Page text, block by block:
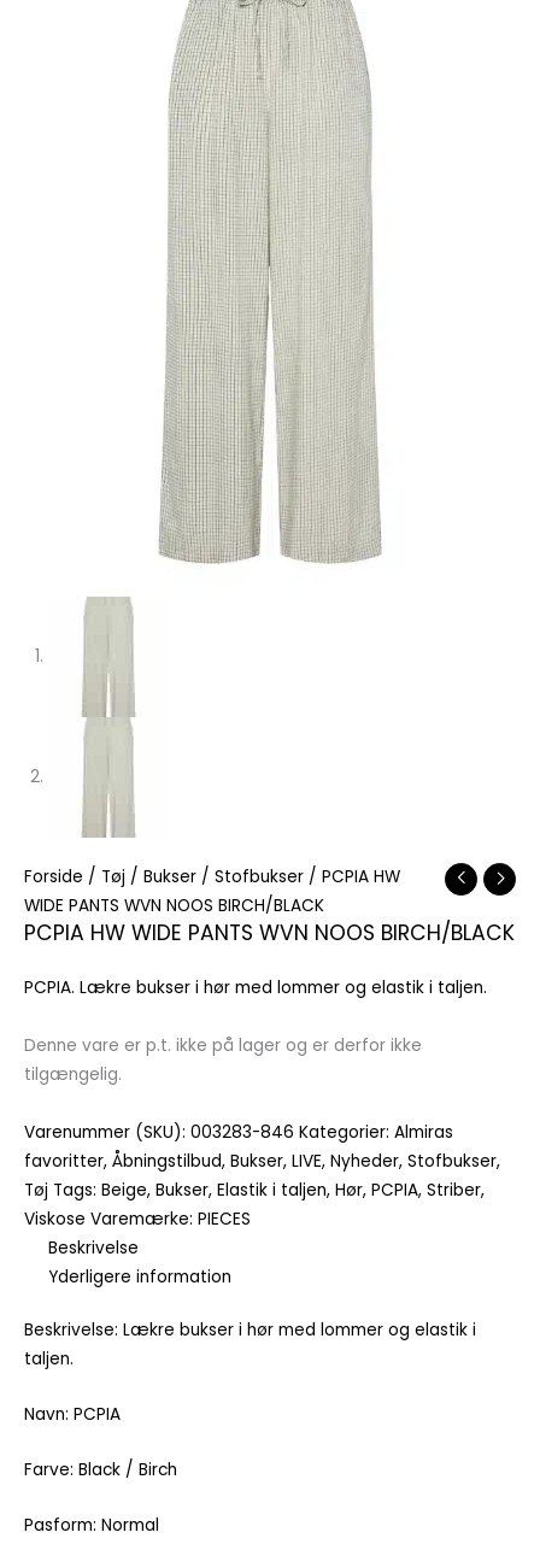
Forside / Tøj / Bukser / Stofbukser / PCPIA HW
WIDE PANTS WVN NOOS BIRCH/BLACK
PCPIA HW WIDE PANTS WVN NOOS BIRCH/BLACK
PCPIA. Lækre bukser i hør med lommer og elastik i taljen.
Denne vare er p.t. ikke på lager og er derfor ikke
tilgængelig.
Varenummer (SKU): 003283-846 Kategorier: Almiras
favoritter, Åbningstilbud, Bukser, LIVE, Nyheder, Stofbukser,
Tøj Tags: Beige, Bukser, Elastik i taljen, Hør, PCPIA, Striber,
Viskose Varemærke: PIECES
Beskrivelse
Yderligere information
Beskrivelse: Lækre bukser i hør med lommer og elastik i
taljen.
Navn: PCPIA
Farve: Black / Birch
Pasform: Normal